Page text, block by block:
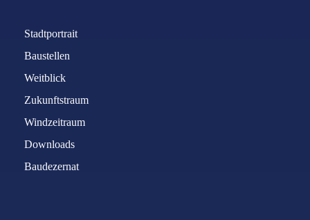
Stadtportrait
Baustellen
Weitblick
Zukunftstraum
Windzeitraum
Downloads
Baudezernat